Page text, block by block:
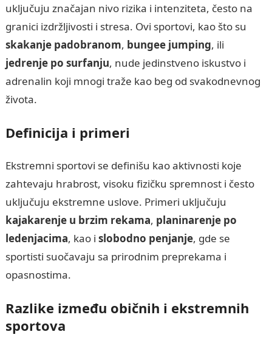
uključuju značajan nivo rizika i intenziteta, često na
granici izdržljivosti i stresa. Ovi sportovi, kao što su
skakanje padobranom, bungee jumping, ili
jedrenje po surfanju, nude jedinstveno iskustvo i
adrenalin koji mnogi traže kao beg od svakodnevnog
života.
Definicija i primeri
Ekstremni sportovi se definišu kao aktivnosti koje
zahtevaju hrabrost, visoku fizičku spremnost i često
uključuju ekstremne uslove. Primeri uključuju
kajakarenje u brzim rekama, planinarenje po
ledenjacima, kao i slobodno penjanje, gde se
sportisti suočavaju sa prirodnim preprekama i
opasnostima.
Razlike između običnih i ekstremnih
sportova